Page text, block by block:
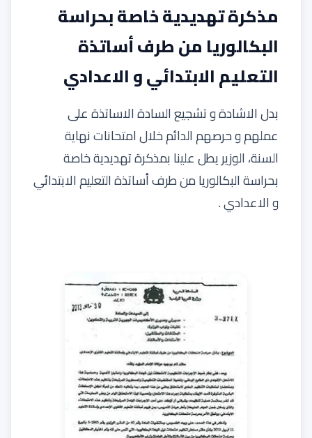
مذكرة تهديدية خاصة بحراسة
البكالوريا من طرف أساتذة
التعليم الابتدائي و الاعدادي
بدل الاشادة و تشجيع السادة الاساتذة على
عملهم و حرصهم الدائم خلال امتحانات نهاية
السنة، الوزير يطل علينا بمذكرة تهديدية خاصة
بحراسة البكالوريا من طرف أساتذة التعليم الابتدائي
و الاعدادي .